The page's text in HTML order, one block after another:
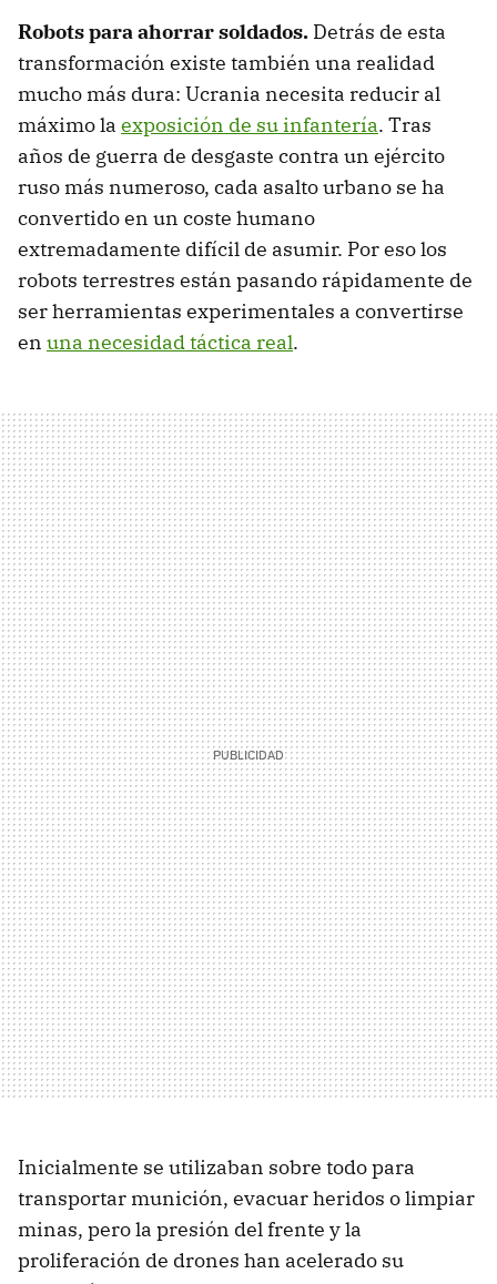
Robots para ahorrar soldados. Detrás de esta
transformación existe también una realidad
mucho más dura: Ucrania necesita reducir al
máximo la exposición de su infantería. Tras
años de guerra de desgaste contra un ejército
ruso más numeroso, cada asalto urbano se ha
convertido en un coste humano
extremadamente difícil de asumir. Por eso los
robots terrestres están pasando rápidamente de
ser herramientas experimentales a convertirse
en una necesidad táctica real.
Inicialmente se utilizaban sobre todo para
transportar munición, evacuar heridos o limpiar
minas, pero la presión del frente y la
proliferación de drones han acelerado su